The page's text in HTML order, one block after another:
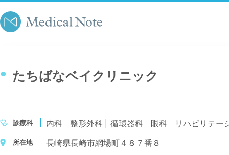
たちばなベイクリニック
診療科 内科 整形外科 循環器科 眼科 リハビリテー
所在地 長崎県長崎市網場町４８７番８